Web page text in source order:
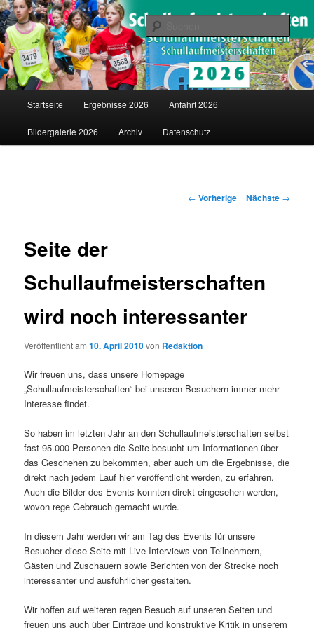
Schullaufmeisterschaften
Saarländische Schullaufmeisterschaften in Merzig
Zum
Inhalt
Startseite Ergebnisse 2026 Anfahrt 2026
Bildergalerie 2026 Archiv Datenschutz
Artikelnavigation
← Vorherige Nächste →
Seite der
Schullaufmeisterschaften
wird noch interessanter
Veröffentlicht am10. April 2010von Redaktion
Wir freuen uns, dass unsere Homepage
„Schullaufmeisterschaften“ bei unseren Besuchern immer mehr
Interesse findet.
So haben im letzten Jahr an den Schullaufmeisterschaften selbst
fast 95.000 Personen die Seite besucht um Informationen über
das Geschehen zu bekommen, aber auch um die Ergebnisse, die
direkt nach jedem Lauf hier veröffentlicht werden, zu erfahren.
Auch die Bilder des Events konnten direkt eingesehen werden,
wovon rege Gebrauch gemacht wurde.
In diesem Jahr werden wir am Tag des Events für unsere
Besucher diese Seite mit Live Interviews von Teilnehmern,
Gästen und Zuschauern sowie Berichten von der Strecke noch
interessanter und ausführlicher gestalten.
Wir hoffen auf weiteren regen Besuch auf unseren Seiten und
freuen uns auch über Einträge und konstruktive Kritik in unserem